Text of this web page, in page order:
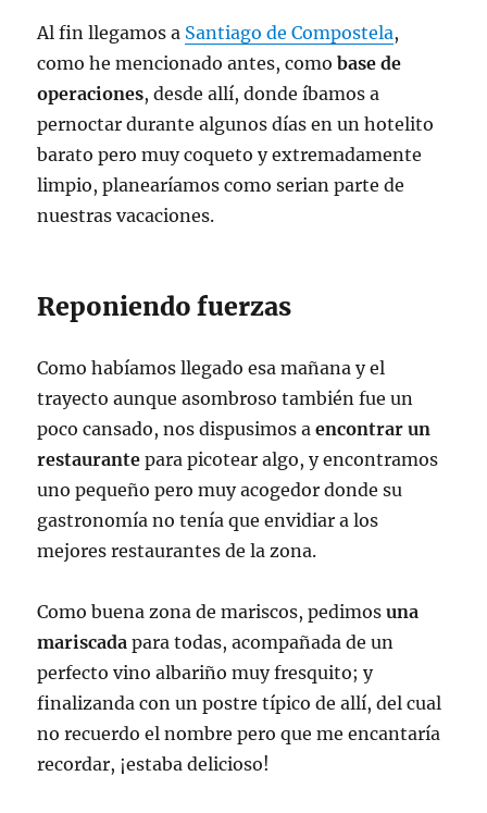
Al fin llegamos a Santiago de Compostela,
como he mencionado antes, comobase de
operaciones, desde allí, donde íbamos a
pernoctar durante algunos días en un hotelito
barato pero muy coqueto y extremadamente
limpio, planearíamos como serian parte de
nuestras vacaciones.
Reponiendo fuerzas
Como habíamos llegado esa mañana y el
trayecto aunque asombroso también fue un
poco cansado, nos dispusimos aencontrar un
restaurante para picotear algo, y encontramos
uno pequeño pero muy acogedor donde su
gastronomía no tenía que envidiar a los
mejores restaurantes de la zona.
Como buena zona de mariscos, pedimosuna
mariscada para todas, acompañada de un
perfecto vino albariño muy fresquito; y
finalizanda con un postre típico de allí, del cual
no recuerdo el nombre pero que me encantaría
recordar, ¡estaba delicioso!